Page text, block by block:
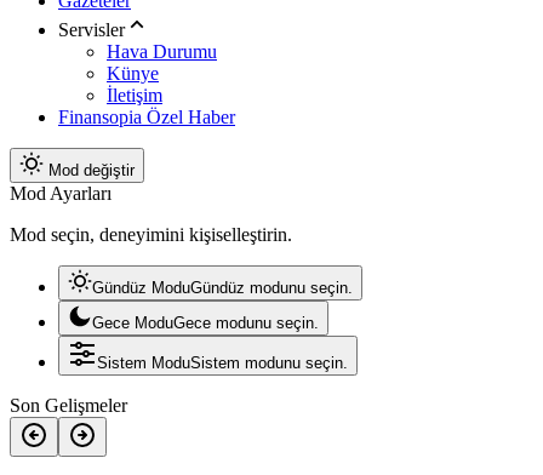
Servisler
Hava Durumu
Künye
İletişim
Finansopia Özel Haber
Mod değiştir
Mod Ayarları
Mod seçin, deneyimini kişiselleştirin.
Gündüz ModuGündüz modunu seçin.
Gece ModuGece modunu seçin.
Sistem ModuSistem modunu seçin.
Son Gelişmeler